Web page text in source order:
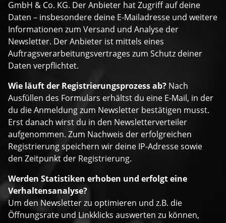
GmbH & Co. KG. Der Anbieter hat Zugriff auf deine
Daten – insbesondere deine E-Mailadresse und weitere
Informationen zum Versand und Analyse der
Newsletter. Der Anbieter ist mittels eines
Auftragsverarbeitungsvertrages zum Schutz deiner
Daten verpflichtet.
Wie läuft der Registrierungsprozess ab? Nach
Ausfüllen des Formulars erhältst du eine E-Mail, in der
du die Anmeldung zum Newsletter bestätigen musst.
Erst danach wirst du in den Newsletterverteiler
aufgenommen. Zum Nachweis der erfolgreichen
Registrierung speichern wir deine IP-Adresse sowie
den Zeitpunkt der Registrierung.
Werden Statistiken erhoben und erfolgt eine
Verhaltensanalyse?
Um den Newsletter zu optimieren und z.B. die
Öffnungsrate und Linkklicks auswerten zu können,